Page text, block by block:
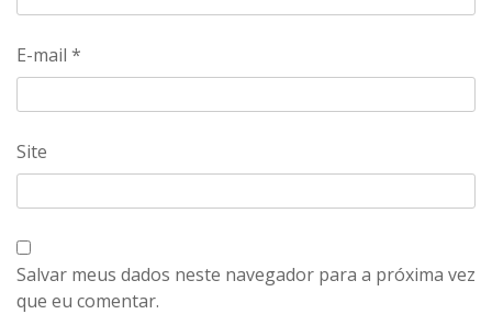
E-mail *
Site
Salvar meus dados neste navegador para a próxima vez
que eu comentar.